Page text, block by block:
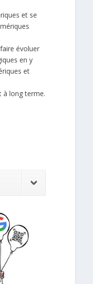
et se
évoluer
en y
et
à long terme.